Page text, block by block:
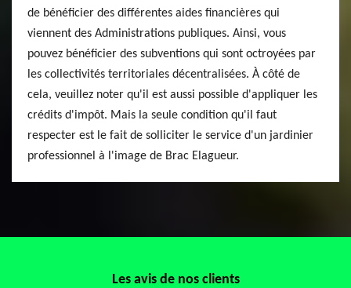
de bénéficier des différentes aides financières qui
viennent des Administrations publiques. Ainsi, vous
pouvez bénéficier des subventions qui sont octroyées par
les collectivités territoriales décentralisées. À côté de
cela, veuillez noter qu'il est aussi possible d'appliquer les
crédits d'impôt. Mais la seule condition qu'il faut
respecter est le fait de solliciter le service d'un jardinier
professionnel à l'image de Brac Elagueur.
Les avis de nos clients